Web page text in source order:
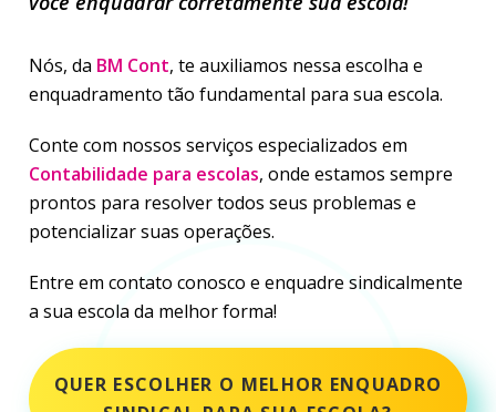
Nós, da BM Cont, te auxiliamos nessa escolha e
enquadramento tão fundamental para sua escola.
Conte com nossos serviços especializados em
Contabilidade para escolas, onde estamos sempre
prontos para resolver todos seus problemas e
potencializar suas operações.
Entre em contato conosco e enquadre sindicalmente
a sua escola da melhor forma!
QUER ESCOLHER O MELHOR ENQUADRO